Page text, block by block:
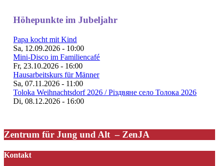
Höhepunkte im Jubeljahr
Papa kocht mit Kind
Sa, 12.09.2026 - 10:00
Mini-Disco im Familiencafé
Fr, 23.10.2026 - 16:00
Hausarbeitskurs für Männer
Sa, 07.11.2026 - 11:00
Toloka Weihnachtsdorf 2026 / Різдвяне село Толока 2026
Di, 08.12.2026 - 16:00
Zentrum für Jung und Alt – ZenJA
Kontakt